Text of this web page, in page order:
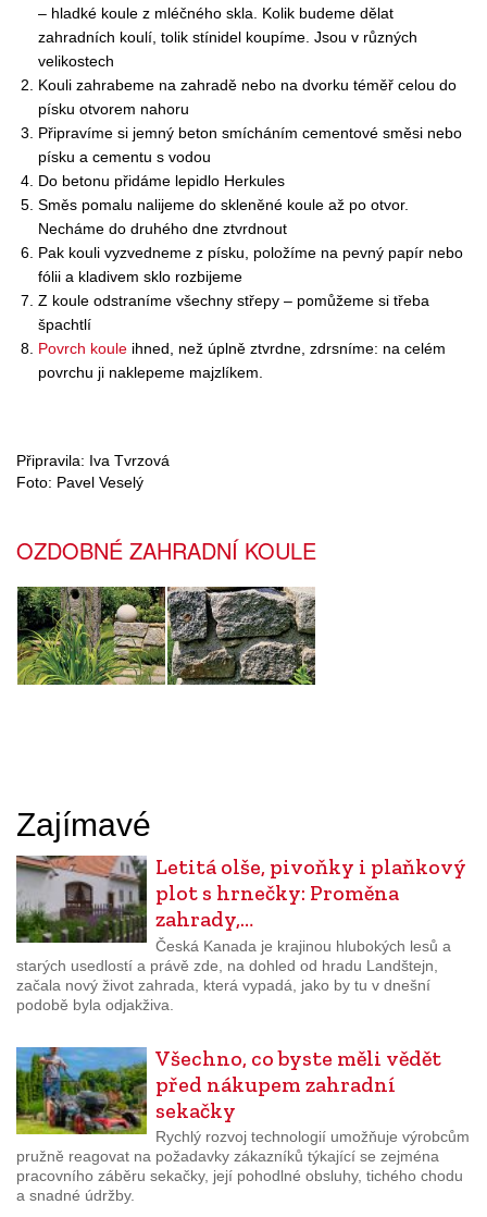
– hladké koule z mléčného skla. Kolik budeme dělat
zahradních koulí, tolik stínidel koupíme. Jsou v různých
velikostech
Kouli zahrabeme na zahradě nebo na dvorku téměř celou do
písku otvorem nahoru
Připravíme si jemný beton smícháním cementové směsi nebo
písku a cementu s vodou
Do betonu přidáme lepidlo Herkules
Směs pomalu nalijeme do skleněné koule až po otvor.
Necháme do druhého dne ztvrdnout
Pak kouli vyzvedneme z písku, položíme na pevný papír nebo
fólii a kladivem sklo rozbijeme
Z koule odstraníme všechny střepy – pomůžeme si třeba
špachtlí
Povrch kouleihned, než úplně ztvrdne, zdrsníme: na celém
povrchu ji naklepeme majzlíkem.
Připravila: Iva Tvrzová
Foto: Pavel Veselý
OZDOBNÉ ZAHRADNÍ KOULE
Zajímavé
Letitá olše, pivoňky i plaňkový
plot s hrnečky: Proměna
zahrady,…
Česká Kanada je krajinou hlubokých lesů a
starých usedlostí a právě zde, na dohled od hradu Landštejn,
začala nový život zahrada, která vypadá, jako by tu v dnešní
podobě byla odjakživa.
Všechno, co byste měli vědět
před nákupem zahradní
sekačky
Rychlý rozvoj technologií umožňuje výrobcům
pružně reagovat na požadavky zákazníků týkající se zejména
pracovního záběru sekačky, její pohodlné obsluhy, tichého chodu
a snadné údržby.